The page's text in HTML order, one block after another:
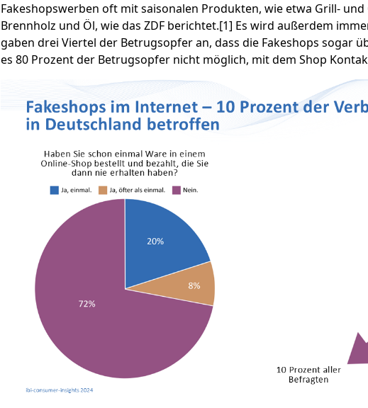
Fakeshopswerben oft mit saisonalen Produkten, wie etwa Grill-
Brennholz und Öl, wie das ZDF berichtet.[1] Es wird außerdem
gaben drei Viertel der Betrugsopfer an, dass die Fakeshops sogar
es 80 Prozent der Betrugsopfer nicht möglich, mit dem Shop